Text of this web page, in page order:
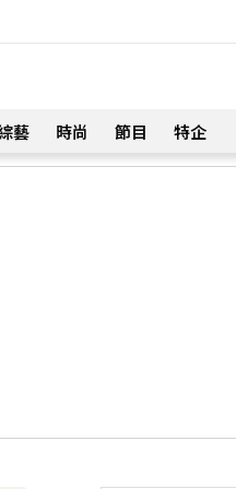
藝 時尚 節目 特企